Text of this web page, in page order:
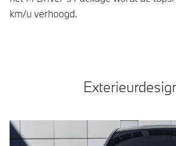
km/u verhoogd.